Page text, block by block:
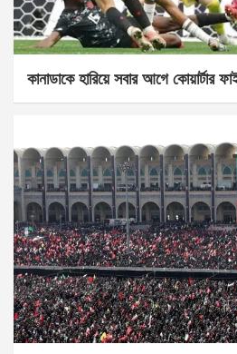
কানাডাকে হারিয়ে সবার আগে কোয়ার্টার